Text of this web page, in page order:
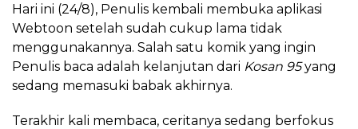
Hari ini (24/8), Penulis kembali membuka aplikasi
Webtoon setelah sudah cukup lama tidak
menggunakannya. Salah satu komik yang ingin
Penulis baca adalah kelanjutan dari Kosan 95yang
sedang memasuki babak akhirnya.
Terakhir kali membaca, ceritanya sedang berfokus